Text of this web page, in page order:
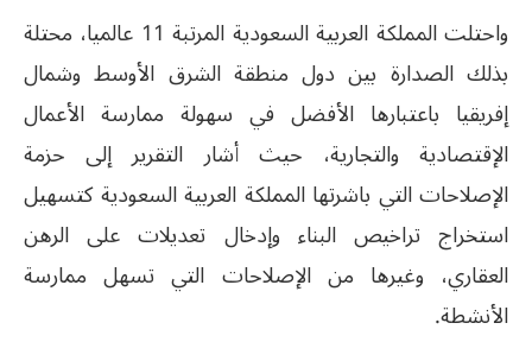
واحتلت المملكة العربية السعودية المرتبة 11 عالميا، محتلة
بذلك الصدارة بين دول منطقة الشرق الأوسط وشمال
إفريقيا باعتبارها الأفضل في سهولة ممارسة الأعمال
الإقتصادية والتجارية، حيث أشار التقرير إلى حزمة
الإصلاحات التي باشرتها المملكة العربية السعودية كتسهيل
استخراج تراخيص البناء وإدخال تعديلات على الرهن
العقاري، وغيرها من الإصلاحات التي تسهل ممارسة
الأنشطة.